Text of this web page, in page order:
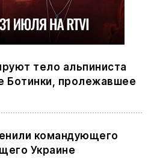
тело альпиниста
Ботинки, пролежавшее
командующего
Украине